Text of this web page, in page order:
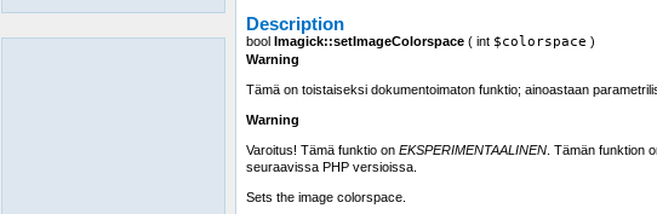
Description
bool Imagick::setImageColorspace ( int $colorspace )
Warning
Tämä on toistaiseksi dokumentoimaton funktio; ainoastaan
Warning
Varoitus! Tämä funktio on EKSPERIMENTAALINEN . Tämän funktion
seuraavissa PHP versioissa.
Sets the image colorspace.